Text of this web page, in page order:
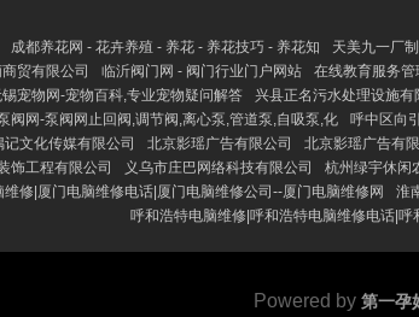
成都养花网 - 花卉养殖 - 养花 - 养花技巧 - 养花知 天美九一厂
贸有限公司
临沂阀门网 - 阀门行业门户网站 在线教育服务管
宠物网-宠物百科,专业宠物疑问解答
兴县正名污水处理设施有
阀网-泵阀网止回阀,调节阀,离心泵,管道泵,自吸泵,化
呼中区向
记文化传媒有限公司
北京影瑶广告有限公司 北京影瑶广告有
饰工程有限公司
义乌市庄巴网络科技有限公司 杭州绿宇休闲
维修|厦门电脑维修电话|厦门电脑维修公司--厦门电脑维修网
淮
呼和浩特电脑维修|呼和浩特电脑维修电话|
Powered by 第一孕